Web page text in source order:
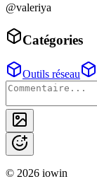
@valeriya
Catégories
Outils réseau
© 2026 iowin